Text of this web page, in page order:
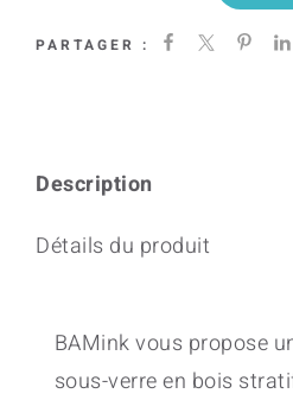
quantity
PARTAGER :
Description
Détails du produit
BAMink vous propose
sous-verre en bois